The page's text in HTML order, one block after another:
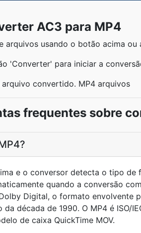
AC3 para MP4
arquivos usando o botão acima
'Converter' para iniciar a
arquivo convertido. MP4 arquivos
frequentes sobre
e o conversor detecta o tipo de
quando a conversão
Digital, o formato envolvente
década de 1990. O MP4 é ISO/
de caixa QuickTime MOV.